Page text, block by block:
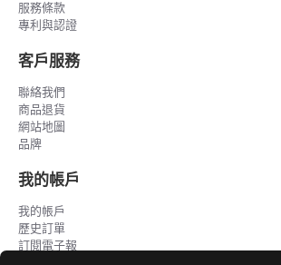
服務條款
專利與認證
客戶服務
聯絡我們
商品退貨
網站地圖
品牌
我的帳戶
我的帳戶
歷史訂單
訂閱電子報